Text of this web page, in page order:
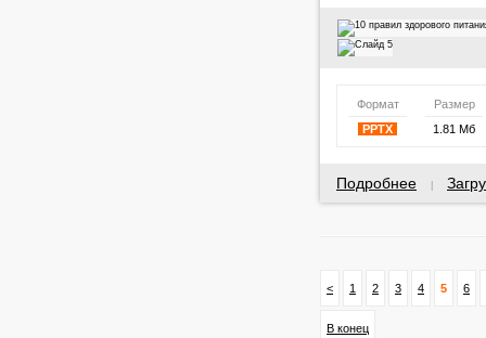
Формат
Размер
PPTX
1.81 Мб
Подробнее
< 1 2 3 4 5 6
В конец